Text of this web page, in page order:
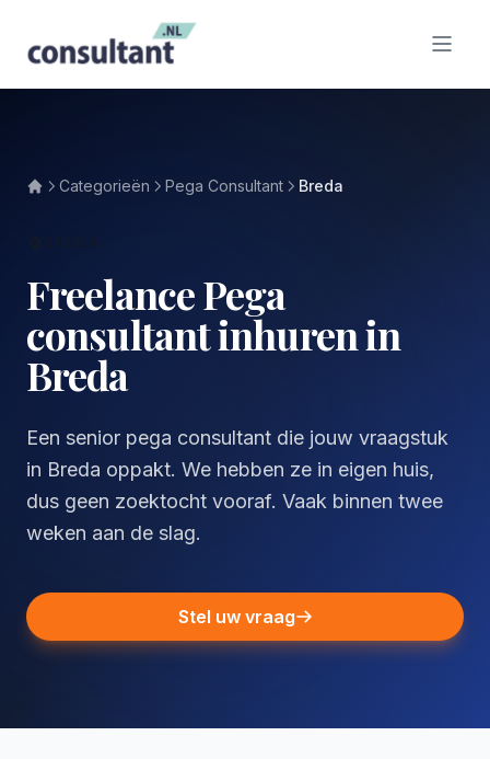
Categorieën Pega Consultant Breda
Freelance Pega
consultant inhuren in
Breda
Een senior pega consultant die jouw vraagstuk
in Breda oppakt. We hebben ze in eigen huis,
dus geen zoektocht vooraf. Vaak binnen twee
weken aan de slag.
Stel uw vraag